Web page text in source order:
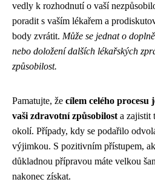
vedly k rozhodnutí o vaší
poradit s vaším lékařem a
body zvrátit. Může se jednat o
nebo doložení dalších lékařských
způsobilost.
Pamatujte, že cílem celého procesu
vaši zdravotní způsobilost a zajistit
okolí. Případy, kdy se podařilo
výjimkou. S pozitivním přístupem,
důkladnou přípravou máte velkou
nakonec získat.